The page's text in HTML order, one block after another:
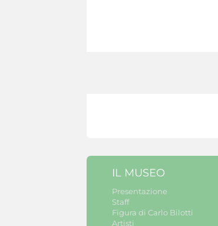
IL MUSEO
Presentazione
Staff
Figura di Carlo Bilotti
Artisti